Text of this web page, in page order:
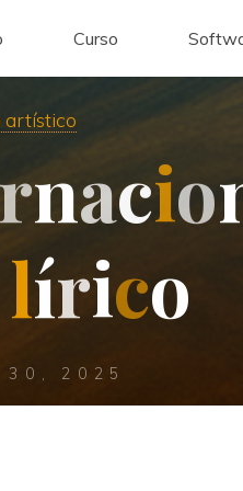
Curso
artístico
nacio
lírico
30, 2025